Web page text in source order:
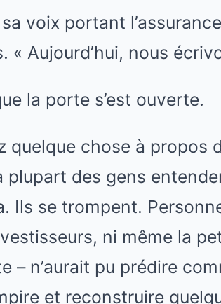
voix portant
Aujourd’hui, nous
la porte s’est ouverte.
chose à propos
plupart des gens
Ils se trompent.
ni même la
– n’aurait pu prédire
et reconstruire